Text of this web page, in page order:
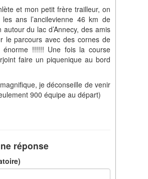
et mon petit frère trailleur, on
ans l’ancilevienne 46 km de
du lac d’Annecy, des amis
le parcours avec des cornes de
énorme !!!!!! Une fois la course
faire un piquenique au bord
je déconseille de venir
900 équipe au départ)
réponse